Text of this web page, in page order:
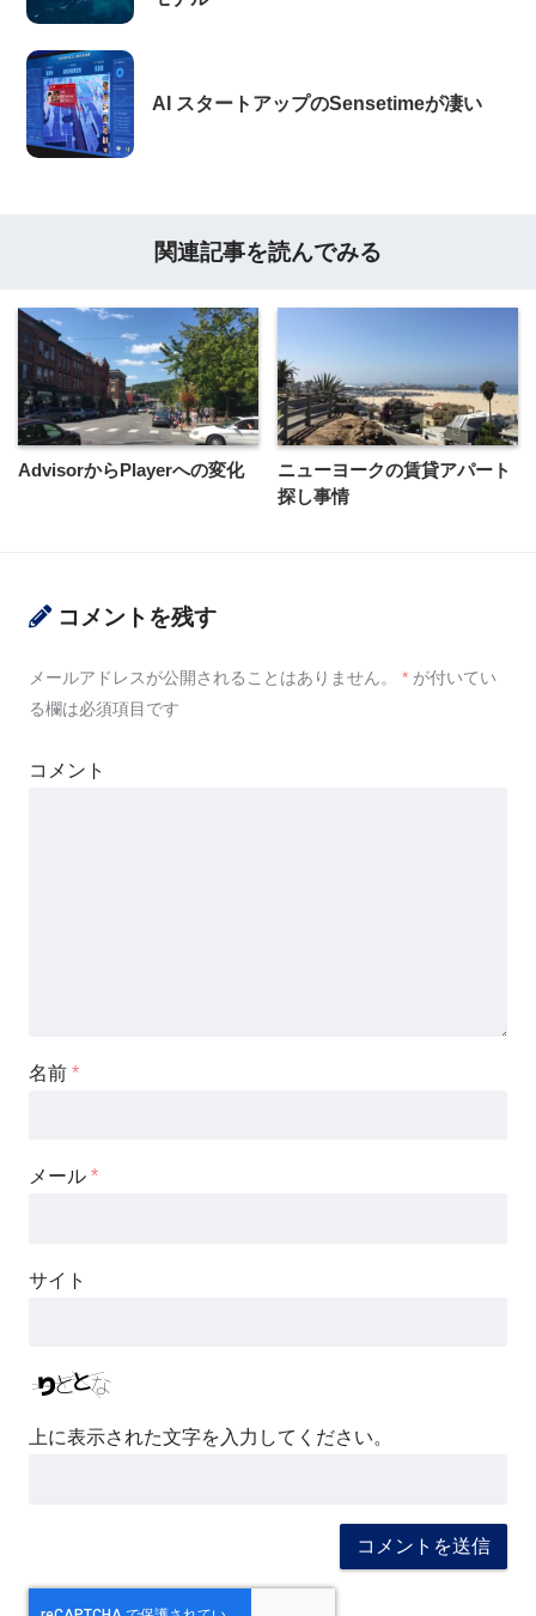
AI スタートアップのSensetimeが凄い
関連記事を読んでみる
AdvisorからPlayerへの変化
ニューヨークの賃貸アパート
探し事情
コメントを残す
メールアドレスが公開されることはありません。 * が付いてい
る欄は必須項目です
コメント
名前 *
メール *
サイト
上に表示された文字を入力してください。